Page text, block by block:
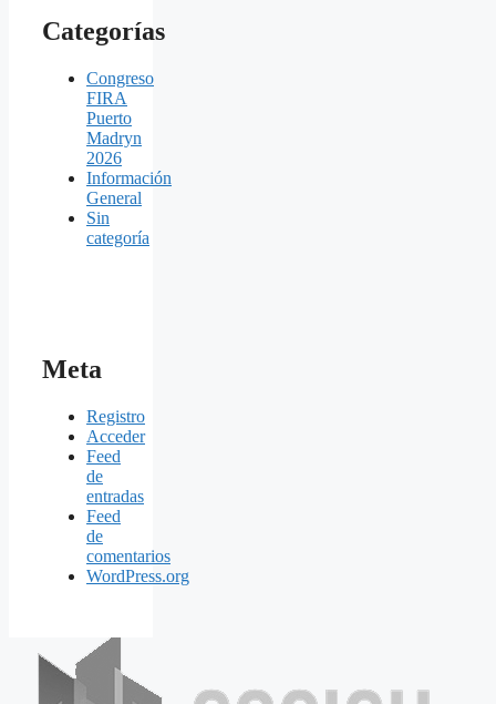
Categorías
Congreso
FIRA
Puerto
Madryn
2026
Información
General
Sin
categoría
Meta
Registro
Acceder
Feed
de
entradas
Feed
de
comentarios
WordPress.org